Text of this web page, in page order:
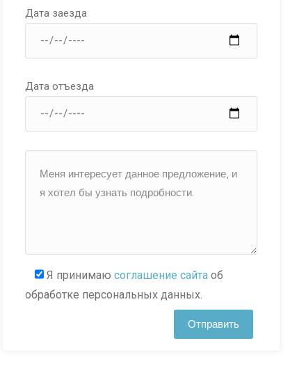
Дата заезда
Дата отъезда
Я принимаю соглашение сайта об
обработке персональных данных.